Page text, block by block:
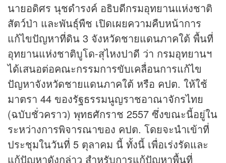
นายอดิศร นุชดำรงค์ อธิบดีกรมอุทยานแห่งชาติ
สัตว์ป่า และพันธุ์พืช เปิดเผยความคืบหน้าการ
แก้ไขปัญหาที่ดิน 3 จังหวัดชายแดนภาคใต้ พื้นที่
อุทยานแห่งชาติบูโด-สุไหงปาดี ว่า กรมอุทยานฯ
ได้เสนอต่อคณะกรรมการขับเคลื่อนการแก้ไข
ปัญหาจังหวัดชายแดนภาคใต้ หรือ คปต. ให้ใช้
มาตรา 44 ของรัฐธรรมนูญราชอาณาจักรไทย
(ฉบับชั่วคราว) พุทธศักราช 2557 ซึ่งขณะนี้อยู่ใน
ระหว่างการพิจารณาของ คปต. โดยจะนำเข้าที่
ประชุมในวันที่ 5 ตุลาคม นี้ ทั้งนี้ เพื่อเร่งรัดและ
แก้ปัญหาดังกล่าว สำหรับการแก้ปัญหาพื้นที่